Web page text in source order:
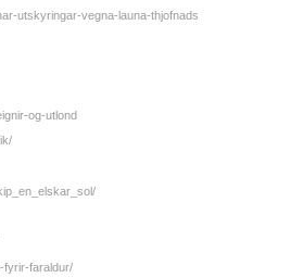
utskyringar-vegna-launa-thjofnads
og-utlond
fyrir-faraldur/